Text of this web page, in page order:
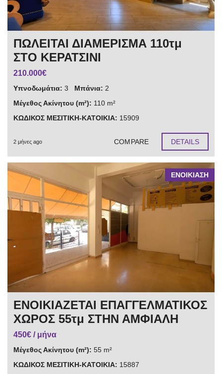
ΠΩΛΕΙΤΑΙ ΔΙΑΜΕΡΙΣΜΑ 110τμ
ΣΤΟ ΚΕΡΑΤΣΙΝΙ
210.000€
Υπνοδωμάτια: 3 Μπάνια: 2
Μέγεθος Ακίνητου (m²): 110 m²
ΚΩΔΙΚΟΣ ΜΕΣΙΤΙΚΗ-ΚΑΤΟΙΚΙΑ: 15909
2 μήνες ago COMPARE DETAILS
ΕΝΟΙΚΙΑΣΗ
ΕΝΟΙΚΙΑΖΕΤΑΙ ΕΠΑΓΓΕΛΜΑΤΙΚΟΣ
ΧΩΡΟΣ 55τμ ΣΤΗΝ ΑΜΦΙΑΛΗ
450€ / μήνα
Μέγεθος Ακίνητου (m²): 55 m²
ΚΩΔΙΚΟΣ ΜΕΣΙΤΙΚΗ-ΚΑΤΟΙΚΙΑ: 15887